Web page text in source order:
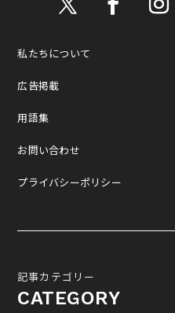
私たちについて
広告掲載
用語集
お問い合わせ
プライバシーポリシー
記事カテゴリー
CATEGORY